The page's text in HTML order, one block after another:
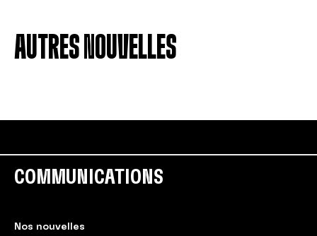
AUTRES NOUVELLES
COMMUNICATIONS
Nos nouvelles